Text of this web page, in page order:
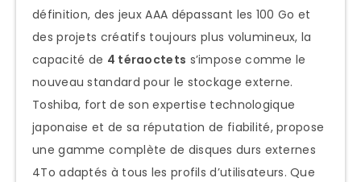
externe Toshiba 4To ?
La capacité 4To : le sweet spot du
stockage moderne
L’expertise Toshiba au service de la
haute capacité
Avantages distinctifs des disques
Toshiba 4To
définition, des jeux AAA dépassant les 100 Go et
des projets créatifs toujours plus volumineux, la
capacité de 4 téraoctets s’impose comme le
nouveau standard pour le stockage externe.
Toshiba, fort de son expertise technologique
japonaise et de sa réputation de fiabilité, propose
une gamme complète de disques durs externes
4To adaptés à tous les profils d’utilisateurs. Que